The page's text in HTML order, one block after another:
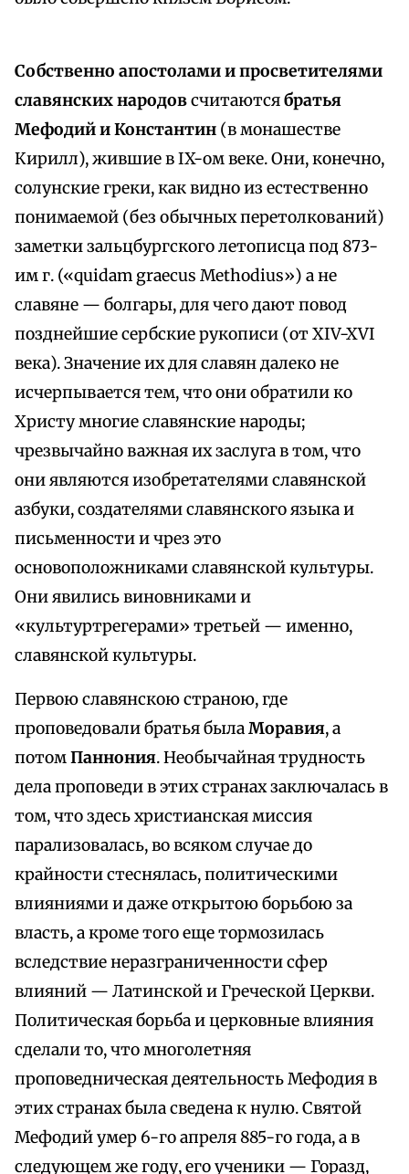
Собственно апостолами и просветителями
славянских народовсчитаютсябратья
Мефодий и Константин (в монашестве
Кирилл), жившие в IX-ом веке. Они, конечно,
солунские греки, как видно из естественно
понимаемой (без обычных перетолкований)
заметки зальцбургского летописца под 873-
им г. («quidam graecus Methodius») а не
славяне — болгары, для чего дают повод
позднейшие сербские рукописи (от XIV-XVI
века). Значение их для славян далеко не
исчерпывается тем, что они обратили ко
Христу многие славянские народы;
чрезвычайно важная их заслуга в том, что
они являются изобретателями славянской
азбуки, создателями славянского языка и
письменности и чрез это
основоположниками славянской культуры.
Они явились виновниками и
«культуртрегерами» третьей — именно,
славянской культуры.
Первою славянскою страною, где
проповедовали братья былаМоравия, а
потомПаннония. Необычайная трудность
дела проповеди в этих странах заключалась в
том, что здесь христианская миссия
парализовалась, во всяком случае до
крайности стеснялась, политическими
влияниями и даже открытою борьбою за
власть, а кроме того еще тормозилась
вследствие неразграниченности сфер
влияний — Латинской и Греческой Церкви.
Политическая борьба и церковные влияния
сделали то, что многолетняя
проповедническая деятельность Мефодия в
этих странах была сведена к нулю. Святой
Мефодий умер 6-го апреля 885-го года, а в
следующем же году, его ученики — Горазд,